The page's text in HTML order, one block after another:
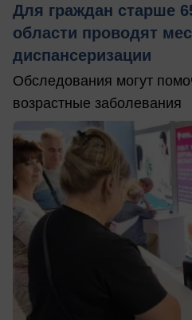
Для граждан старше
области проводят
диспансеризации
Обследования могут
возрастные заболевания